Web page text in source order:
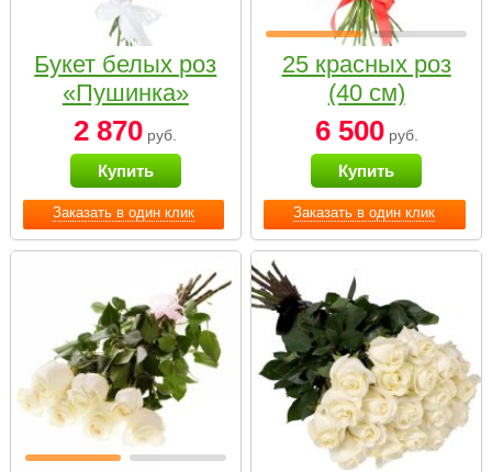
Заказать в один клик
Букет белых роз
«Пушинка»
2 870 руб.
Купить
Заказать в один клик
25 красных роз
(40 см)
6 500руб.
Купить